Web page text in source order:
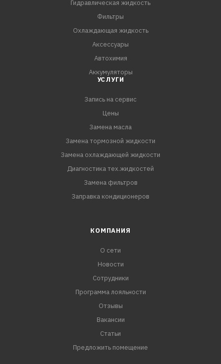
Гидравлическая жидкость
Фильтры
Охлаждающая жидкость
Аксессуары
Автохимия
Аккумуляторы
УСЛУГИ
Запись на сервис
Цены
Замена масла
Замена тормозной жидкости
Замена охлаждающей жидкости
Диагностика тех.жидкостей
Замена фильтров
Заправка кондиционеров
КОМПАНИЯ
О сети
Новости
Сотрудники
Программа лояльности
Отзывы
Вакансии
Статьи
Предложить помещение